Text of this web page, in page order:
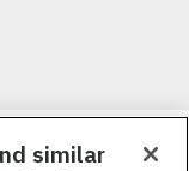
une main-d’œuvre
nous croyons
similar